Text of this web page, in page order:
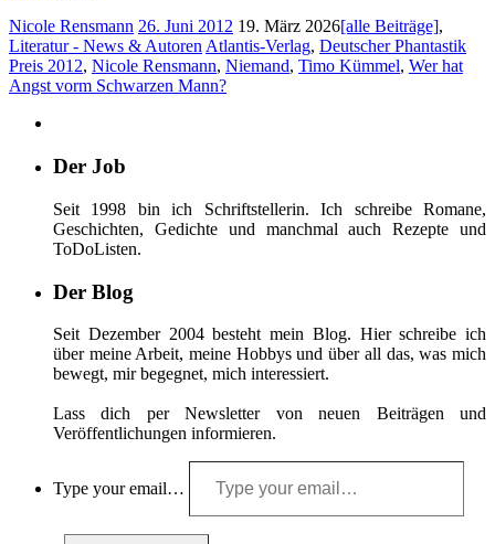
Nicole Rensmann 26. Juni 2012 19. März 2026[alle Beiträge],
Literatur - News & Autoren Atlantis-Verlag, Deutscher Phantastik
Preis 2012, Nicole Rensmann, Niemand, Timo Kümmel, Wer hat
Angst vorm Schwarzen Mann?
Der Job
Seit 1998 bin ich Schriftstellerin. Ich schreibe Romane,
Geschichten, Gedichte und manchmal auch Rezepte und
ToDoListen.
Der Blog
Seit Dezember 2004 besteht mein Blog. Hier schreibe ich
über meine Arbeit, meine Hobbys und über all das, was mich
bewegt, mir begegnet, mich interessiert.
Lass dich per Newsletter von neuen Beiträgen und
Veröffentlichungen informieren.
Type your email…